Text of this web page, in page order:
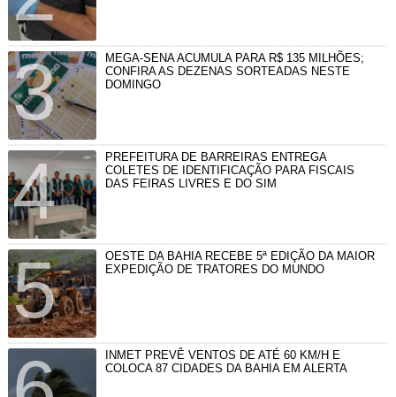
MEGA-SENA ACUMULA PARA R$ 135 MILHÕES;
CONFIRA AS DEZENAS SORTEADAS NESTE
DOMINGO
PREFEITURA DE BARREIRAS ENTREGA
COLETES DE IDENTIFICAÇÃO PARA FISCAIS
DAS FEIRAS LIVRES E DO SIM
OESTE DA BAHIA RECEBE 5ª EDIÇÃO DA MAIOR
EXPEDIÇÃO DE TRATORES DO MUNDO
INMET PREVÊ VENTOS DE ATÉ 60 KM/H E
COLOCA 87 CIDADES DA BAHIA EM ALERTA